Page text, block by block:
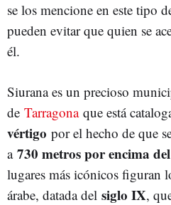
se los mencione en este tipo
pueden evitar que quien se
él.
Siurana es un precioso
de Tarragonaque está
vértigo por el hecho de que
a 730 metros por encima
lugares más icónicos figuran
árabe, datada del siglo IX,